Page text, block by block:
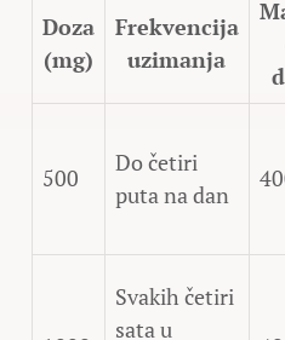
Doza
(mg)
Frekvencija
uzimanja
500
Do četiri
puta na dan
Svakih četiri
sata u